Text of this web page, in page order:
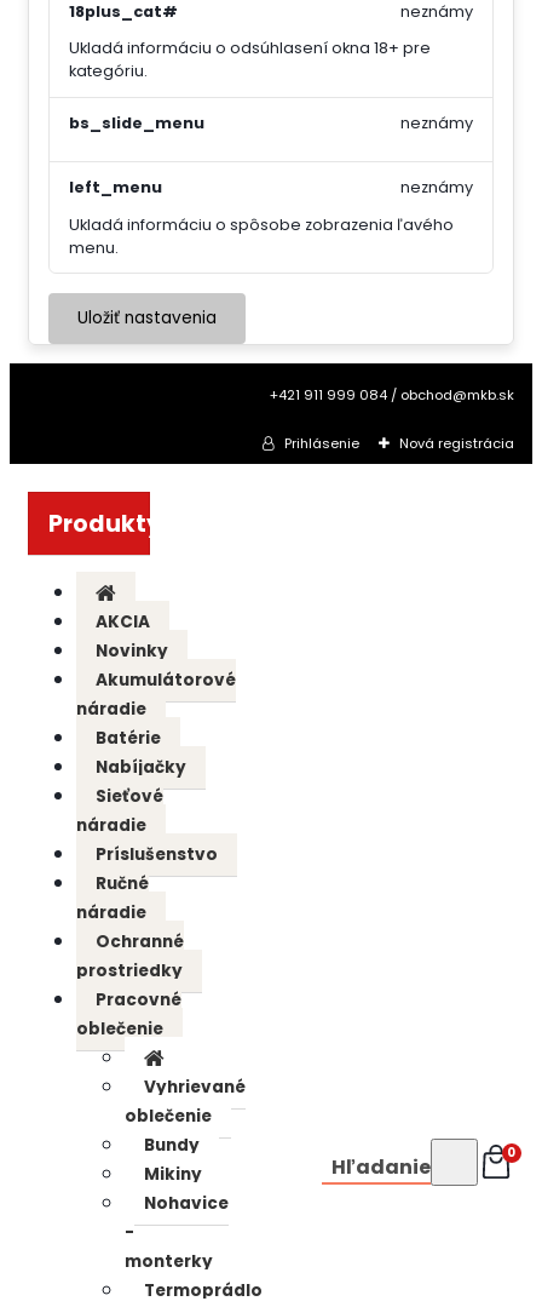
18plus_cat#
Ukladá informáciu o odsúhlasení okna 18+ pre
kategóriu.
neznámy
bs_slide_menu neznámy
left_menu
Ukladá informáciu o spôsobe zobrazenia ľavého
menu.
neznámy
Uložiť nastavenia
+421 911 999 084 / obchod@mkb.sk
Prihlásenie Nová registrácia
Produkty
AKCIA
Novinky
Akumulátorové
náradie
Batérie
Nabíjačky
Sieťové
náradie
Príslušenstvo
Ručné
náradie
Ochranné
prostriedky
Pracovné
oblečenie
Vyhrievané
oblečenie
Bundy
Mikiny
Nohavice
-
monterky
Termoprádlo
Hľadanie 0